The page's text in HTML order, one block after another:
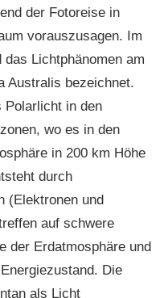
der Fotoreise in
vorauszusagen. Im
Lichtphänomen am
Australis bezeichnet.
Polarlicht in den
wo es in den
in 200 km Höhe
durch
(Elektronen und
auf schwere
der Erdatmosphäre und
Die
als Licht